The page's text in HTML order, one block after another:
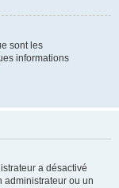
sont les
informations
a désactivé
administrateur ou un